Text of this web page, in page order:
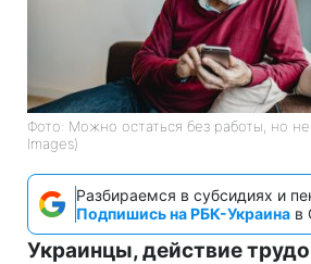
Фото: Можно остаться без работы, но
Images)
Разбираемся в субсидиях и
Подпишись на РБК-Украина в
Украинцы, действие